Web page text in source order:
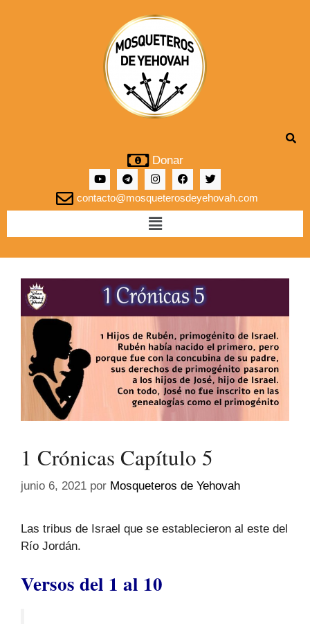
Donar
contacto@mosqueterosdeyehovah.com
1 Crónicas Capítulo 5
junio 6, 2021 por Mosqueteros de Yehovah
Las tribus de Israel que se establecieron al este del
Río Jordán.
Versos del 1 al 10